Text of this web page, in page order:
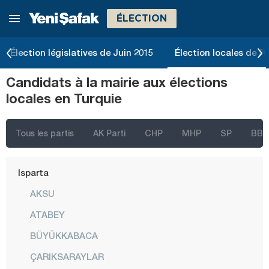
ÉLECTION
Élection législatives de Juin 2015 Élection locales de
Candidats à la mairie aux élections
locales en Turquie
Tous les partis AK Parti CHP MHP SP BBP
Eskişehir
Gümüşhane
Hakkari
Iğdır
Isparta
AKSU
ATABEY
BÜYÜKKABACA
ÇARIKSARAYLAR